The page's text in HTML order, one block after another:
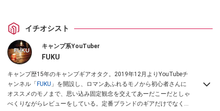
イチオシスト
キャンプ系YouTuber
FUKU
キャンプ歴15年のキャンプギアオタク。2019年12月よりYouTubeチ
ャンネル「 FUKU 」を開設し、ロマンあふれるモノから初心者さんに
オススメのモノまで、思い込み固定観念を交えてあーだこーだとしゃ
べくりながらレビューをしている。定番ブランドのギアだけでなく